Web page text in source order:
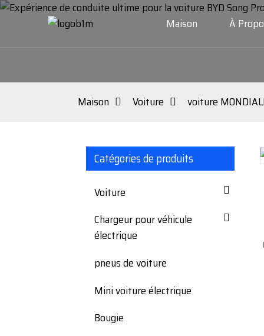
Maison À
Maison Voiture voiture
Catégories de produits
Voiture
Chargeur pour véhicule
électrique
pneus de voiture
Mini voiture électrique
Bougie